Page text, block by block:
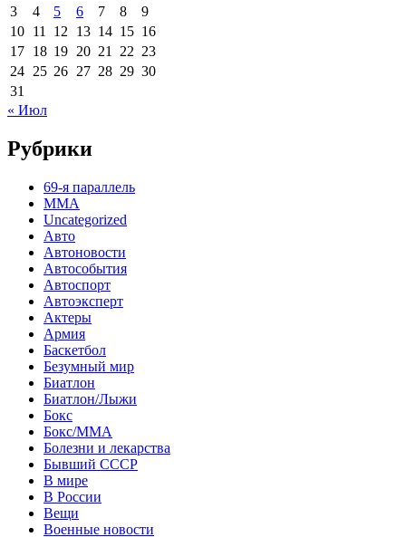
3
4 5 6 7 8
9
10 11 12 13 14 15 16
17 18 19 20 21 22 23
24 25 26 27 28 29 30
31
« Июл
Рубрики
69-я параллель
MMA
Uncategorized
Авто
Автоновости
Автособытия
Автоспорт
Автоэксперт
Актеры
Армия
Баскетбол
Безумный мир
Биатлон
Биатлон/Лыжи
Бокс
Бокс/MMA
Болезни и лекарства
Бывший СССР
В мире
В России
Вещи
Военные новости